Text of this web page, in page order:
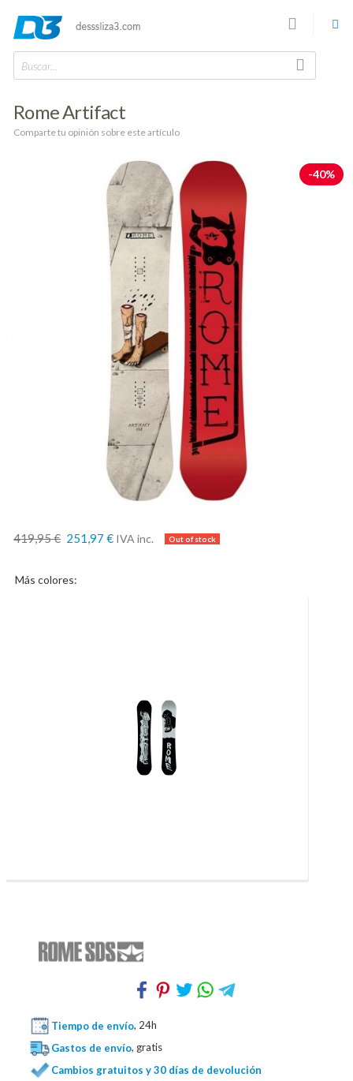
Buscar...
Rome Artifact
Comparte tu opinión sobre este artículo
-40%
419,95 € 251,97 € IVA inc.
Más colores:
Tiempo de envío, 24h
Gastos de envío, gratis
Cambios gratuitos y 30 días de devolución